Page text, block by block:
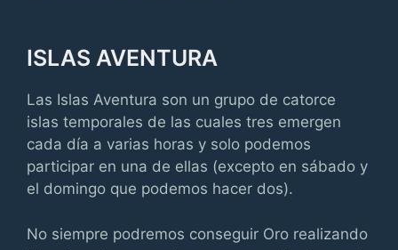
ISLAS AVENTURA
Las Islas Aventura son un grupo de catorce
islas temporales de las cuales tres emergen
cada día a varias horas y solo podemos
participar en una de ellas (excepto en sábado y
el domingo que podemos hacer dos).
No siempre podremos conseguir Oro realizando